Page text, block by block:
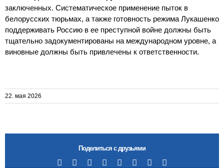
заключенных. Систематическое применение пыток в
белорусских тюрьмах, а также готовность режима Лукашенко
поддерживать Россию в ее преступной войне должны быть
тщательно задокументированы на международном уровне, а
виновные должны быть привлечены к ответственности.
22. мая 2026
Поделиться с друзьями
Facebook RedditLinkedIn
TumblrPinterest